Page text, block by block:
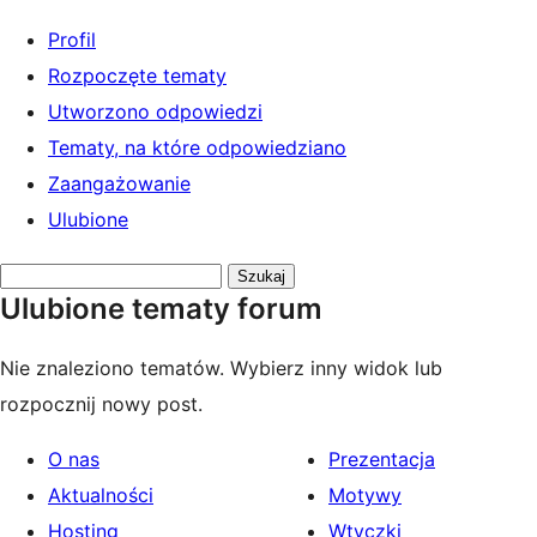
Profil
Rozpoczęte tematy
Utworzono odpowiedzi
Tematy, na które odpowiedziano
Zaangażowanie
Ulubione
tematy:
Ulubione tematy forum
Nie znaleziono tematów. Wybierz inny widok lub
rozpocznij nowy post.
O nas
Aktualności
Hosting
Prezentacja
Motywy
Wtyczki